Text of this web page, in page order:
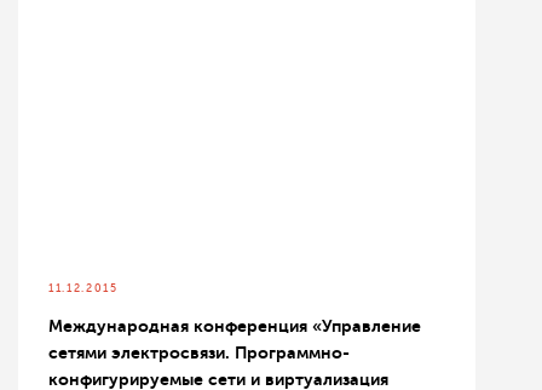
11.12.2015
Международная конференция «Управление
сетями электросвязи. Программно-
конфигурируемые сети и виртуализация